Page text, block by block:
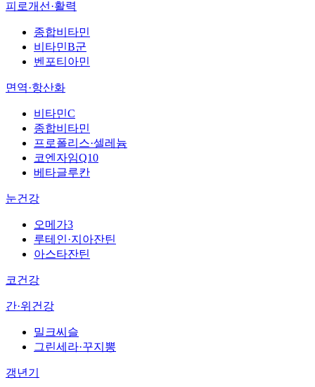
피로개선·활력
종합비타민
비타민B군
벤포티아민
면역·항산화
비타민C
종합비타민
프로폴리스·셀레늄
코엔자임Q10
베타글루칸
눈건강
오메가3
루테인·지아잔틴
아스타잔틴
코건강
간·위건강
밀크씨슬
그린세라·꾸지뽕
갱년기